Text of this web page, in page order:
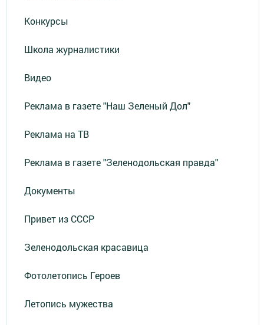
Конкурсы
Школа журналистики
Видео
Реклама в газете "Наш Зеленый Дол"
Реклама на ТВ
Реклама в газете "Зеленодольская правда"
Документы
Привет из СССР
Зеленодольская красавица
Фотолетопись Героев
Летопись мужества